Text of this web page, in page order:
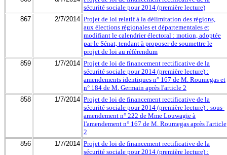
sécurité sociale pour 2014 (première lecture)
867
2/7/2014 Projet de loi relatif à la délimitation des régions,
aux élections régionales et départementales et
modifiant le calendrier électoral : motion, adoptée
par le Sénat, tendant à proposer de soumettre le
projet de loi au référendum
859
1/7/2014 Projet de loi de financement rectificative de la
sécurité sociale pour 2014 (première lecture) :
amendements identiques n° 167 de M. Roumegas et
n° 184 de M. Germain après l'article 2
858
1/7/2014 Projet de loi de financement rectificative de la
sécurité sociale pour 2014 (première lecture) : sous-
amendement n° 222 de Mme Louwagie à
l'amendement n° 167 de M. Roumegas après l'article
2
856
1/7/2014 Projet de loi de financement rectificative de la
sécurité sociale pour 2014 (première lecture) :